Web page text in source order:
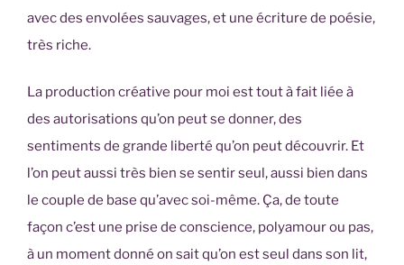
avec des envolées sauvages, et une écriture de poésie,
très riche.
La production créative pour moi est tout à fait liée à
des autorisations qu’on peut se donner, des
sentiments de grande liberté qu’on peut découvrir. Et
l’on peut aussi très bien se sentir seul, aussi bien dans
le couple de base qu’avec soi-même. Ça, de toute
façon c’est une prise de conscience, polyamour ou pas,
à un moment donné on sait qu’on est seul dans son lit,